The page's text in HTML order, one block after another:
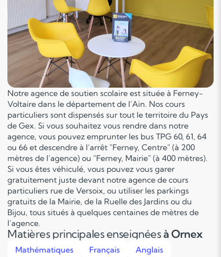
Notre agence de soutien scolaire est située à Ferney-
Voltaire dans le département de l’Ain. Nos cours
particuliers sont dispensés sur tout le territoire du Pays
de Gex. Si vous souhaitez vous rendre dans notre
agence, vous pouvez emprunter les bus TPG 60, 61, 64
ou 66 et descendre à l’arrêt "Ferney, Centre" (à 200
mètres de l’agence) ou "Ferney, Mairie" (à 400 mètres).
Si vous êtes véhiculé, vous pouvez vous garer
gratuitement juste devant notre agence de cours
particuliers rue de Versoix, ou utiliser les parkings
gratuits de la Mairie, de la Ruelle des Jardins ou du
Bijou, tous situés à quelques centaines de mètres de
l’agence.
Matières principales enseignéesà Ornex
Mathématiques Français Anglais